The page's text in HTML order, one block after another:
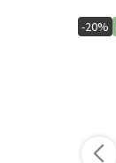
-20%